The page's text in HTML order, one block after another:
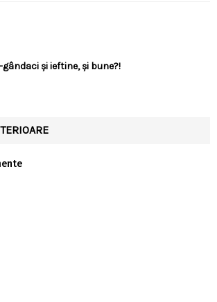
și ieftine, și bune?!